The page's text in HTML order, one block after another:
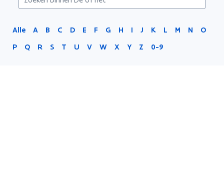
Alle A B C D E F G H I J K L M N
O
P
Q R S T U V W X Y Z 0-9